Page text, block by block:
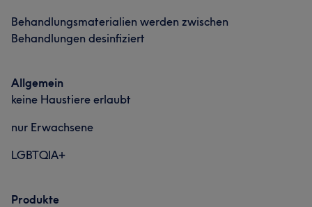
Behandlungsmaterialien werden zwischen
Behandlungen desinfiziert
Allgemein
keine Haustiere erlaubt
nur Erwachsene
LGBTQIA+
Produkte